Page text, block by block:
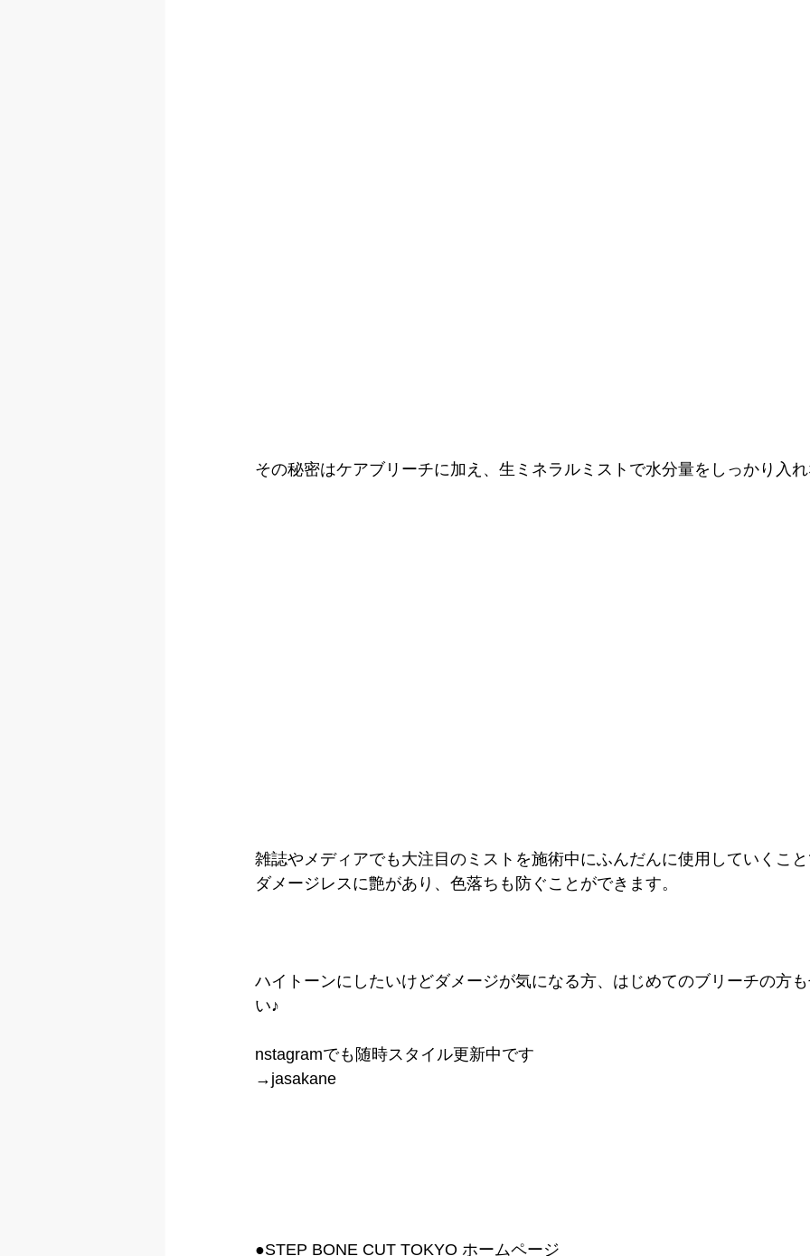
その秘密はケアブリーチに加え、生ミネラルミストで水分量をしっかり入
雑誌やメディアでも大注目のミストを施術中にふんだんに使用していくこ
ダメージレスに艶があり、色落ちも防ぐことができます。
ハイトーンにしたいけどダメージが気になる方、はじめてのブリーチの方
い♪
nstagramでも随時スタイル更新中です
→jasakane
●STEP BONE CUT TOKYO ホームページ